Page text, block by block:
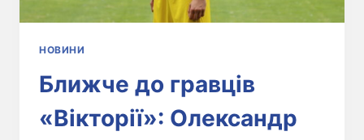
НОВИНИ
Ближче до гравців
«Вікторії»: Олександр